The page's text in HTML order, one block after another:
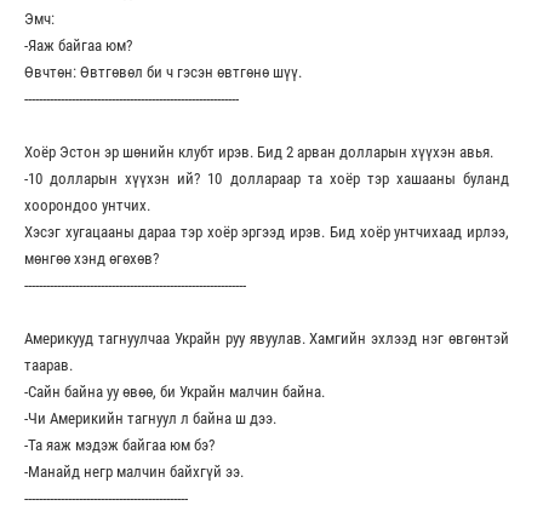
Эмч:
-Яаж байгаа юм?
Өвчтөн: Өвтгөвөл би ч гэсэн өвтгөнө шүү.
-----------------------------------------------------------
Хоёр Эстон эр шөнийн клубт ирэв. Бид 2 арван долларын хүүхэн авья.
-10 долларын хүүхэн ий? 10 доллараар та хоёр тэр хашааны буланд
хоорондоо унтчих.
Хэсэг хугацааны дараа тэр хоёр эргээд ирэв. Бид хоёр унтчихаад ирлээ,
мөнгөө хэнд өгөхөв?
-------------------------------------------------------------
Америкууд тагнуулчаа Украйн руу явуулав. Хамгийн эхлээд нэг өвгөнтэй
таарав.
-Сайн байна уу өвөө, би Украйн малчин байна.
-Чи Америкийн тагнуул л байна ш дээ.
-Та яаж мэдэж байгаа юм бэ?
-Манайд негр малчин байхгүй ээ.
---------------------------------------------